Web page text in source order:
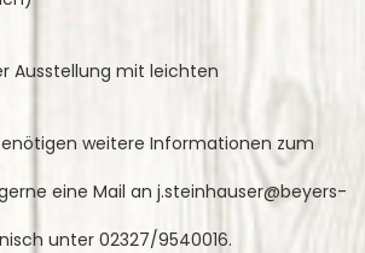
Ausstellung mit leichten
weitere Informationen zum
eine Mail an j.steinhauser@beyers-
unter 02327/9540016.